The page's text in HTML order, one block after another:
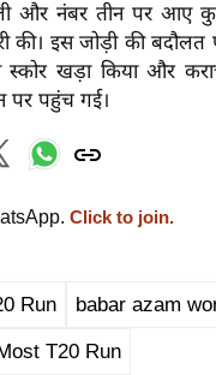
और नंबर तीन पर आए
की। इस जोड़ी की
खड़ा किया और
पर पहुंच गई।
Click to join.
Run babar azam
T20 Run